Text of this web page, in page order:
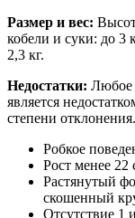
Размер и вес:
кобели и суки: до 3
2,3 кг.
Недостатки: Любое
является
степени отклонения.
Робкое
Рост менее 22
Растянутый
скошенный
Отсутствие 1